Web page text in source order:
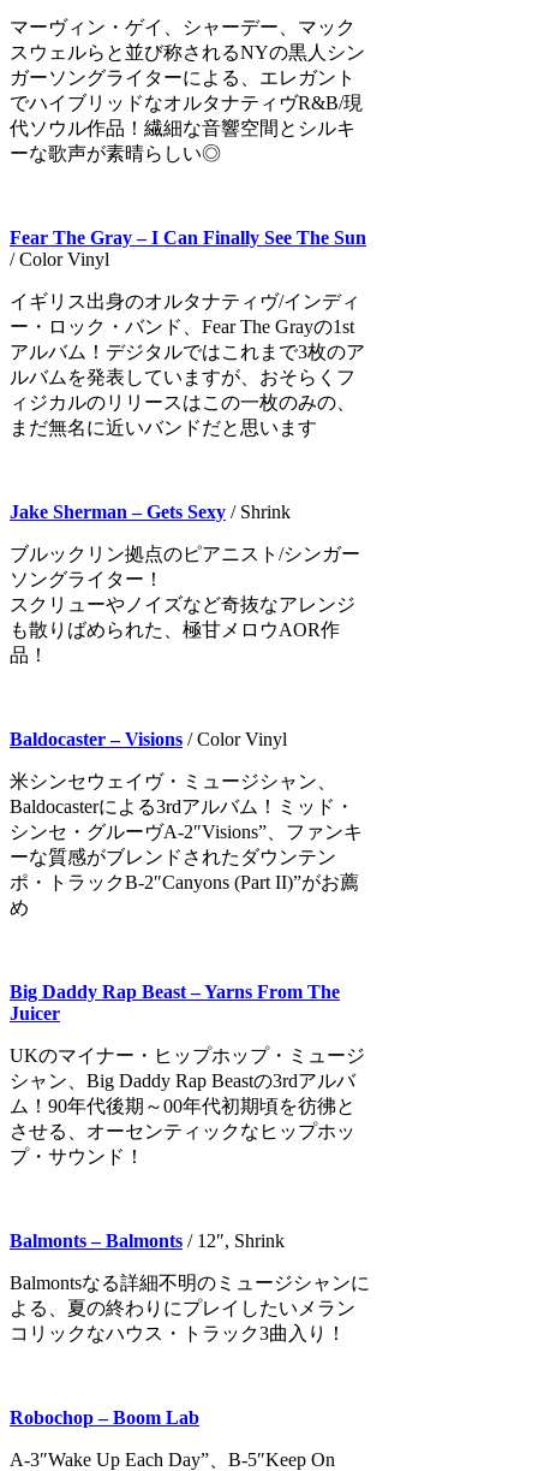
マーヴィン・ゲイ、シャーデー、マック
スウェルらと並び称されるNYの黒人シン
ガーソングライターによる、エレガント
でハイブリッドなオルタナティヴR&B/現
代ソウル作品！繊細な音響空間とシルキ
ーな歌声が素晴らしい◎
Fear The Gray – I Can Finally See The Sun
/ Color Vinyl
イギリス出身のオルタナティヴ/インディ
ー・ロック・バンド、Fear The Grayの1st
アルバム！デジタルではこれまで3枚のア
ルバムを発表していますが、おそらくフ
ィジカルのリリースはこの一枚のみの、
まだ無名に近いバンドだと思います
Jake Sherman – Gets Sexy / Shrink
ブルックリン拠点のピアニスト/シンガー
ソングライター！
スクリューやノイズなど奇抜なアレンジ
も散りばめられた、極甘メロウAOR作
品！
Baldocaster – Visions / Color Vinyl
米シンセウェイヴ・ミュージシャン、
Baldocasterによる3rdアルバム！ミッド・
シンセ・グルーヴA-2″Visions”、ファンキ
ーな質感がブレンドされたダウンテン
ポ・トラックB-2″Canyons (Part II)”がお薦
め
Big Daddy Rap Beast – Yarns From The
Juicer
UKのマイナー・ヒップホップ・ミュージ
シャン、Big Daddy Rap Beastの3rdアルバ
ム！90年代後期～00年代初期頃を彷彿と
させる、オーセンティックなヒップホッ
プ・サウンド！
Balmonts – Balmonts / 12″, Shrink
Balmontsなる詳細不明のミュージシャンに
よる、夏の終わりにプレイしたいメラン
コリックなハウス・トラック3曲入り！
Robochop – Boom Lab
A-3″Wake Up Each Day”、B-5″Keep On